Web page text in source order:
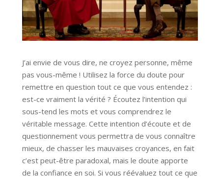
J’ai envie de vous dire, ne croyez personne, même
pas vous-même ! Utilisez la force du doute pour
remettre en question tout ce que vous entendez :
est-ce vraiment la vérité ? Écoutez l’intention qui
sous-tend les mots et vous comprendrez le
véritable message. Cette intention d’écoute et de
questionnement vous permettra de vous connaître
mieux, de chasser les mauvaises croyances, en fait
c’est peut-être paradoxal, mais le doute apporte
de la confiance en soi. Si vous réévaluez tout ce que